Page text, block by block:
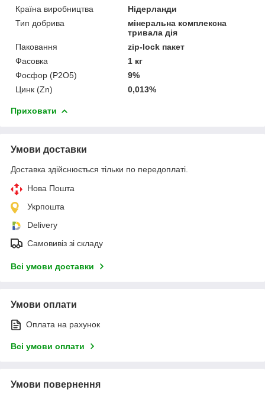
Країна виробництва
Нідерланди
Тип добрива
мінеральна комплексна
тривала дія
Паковання
zip-lock пакет
Фасовка
1 кг
Фосфор (P2O5)
9%
Цинк (Zn)
0,013%
Приховати
Умови доставки
Доставка здійснюється тільки по передоплаті.
Нова Пошта
Укрпошта
Delivery
Самовивіз зі складу
Всі умови доставки
Умови оплати
Оплата на рахунок
Всі умови оплати
Умови повернення